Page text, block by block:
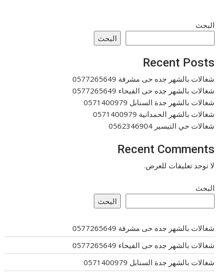
البحث
البحث
Recent Posts
شغالات بالشهر جده حى مشرفة 0577265649
شغالات بالشهر جده حى الفيحاء 0577265649
شغالات بالشهر جدة السنابل 0571400979
شغالات بالشهر الحمدانية 0571400979
شغالات حي التيسير 0562346904
Recent Comments
لا توجد تعليقات للعرض.
البحث
البحث
شغالات بالشهر جده حى مشرفة 0577265649
شغالات بالشهر جده حى الفيحاء 0577265649
شغالات بالشهر جدة السنابل 0571400979